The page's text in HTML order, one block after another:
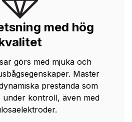
med hög
görs med mjuka och
Master
prestanda som
under kontroll, även med